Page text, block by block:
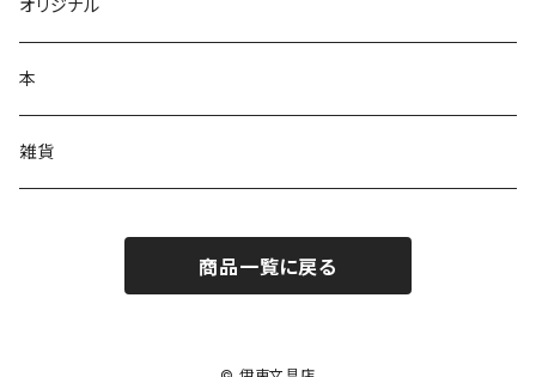
多機能ボールペン
単色ボールペン
シャーペンシル
オリジナル
本
雑貨
商品一覧に戻る